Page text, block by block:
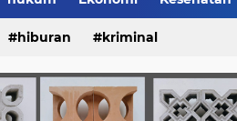
hiburan kriminal